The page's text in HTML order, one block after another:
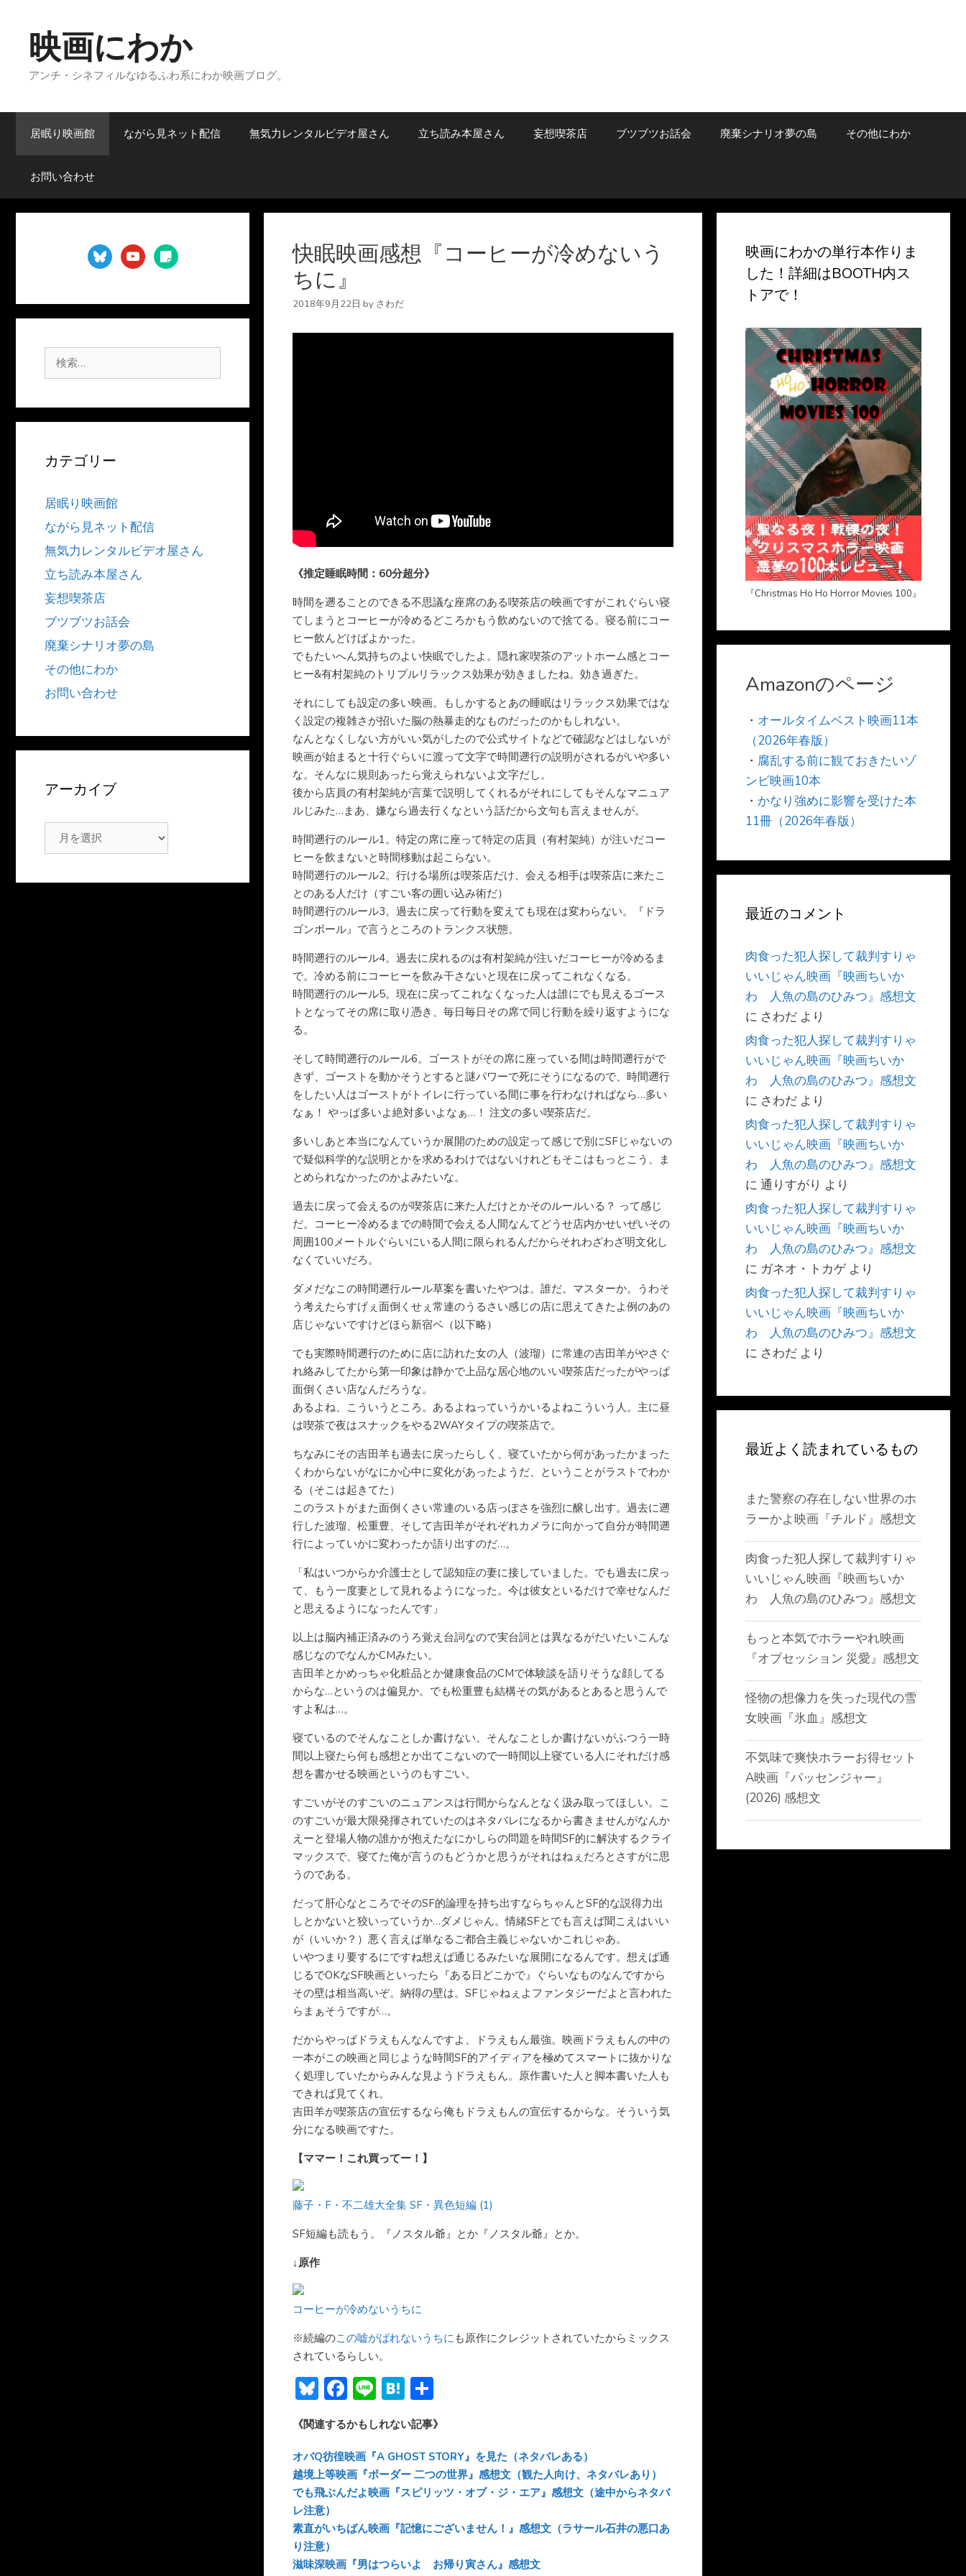
ス
映画にわか
アンチ・シネフィルなゆるふわ系にわか映画ブログ。
居眠り映画館 ながら見ネット配信 無気力レンタルビデオ屋さん 立ち読み本屋さん 妄想喫茶店 ブツブツお話会 廃棄シナリオ夢の島 その他にわか
お問い合わせ
快眠映画感想『コーヒーが冷めないう
ちに』
2018年9月22日 by さわだ
《推定睡眠時間：60分超分》
時間を遡ることのできる不思議な座席のある喫茶店の映画ですがこれぐらい寝
てしまうとコーヒーが冷めるどころかもう飲めないので捨てる。寝る前にコー
ヒー飲んどけばよかった。
でもたいへん気持ちのよい快眠でしたよ。隠れ家喫茶のアットホーム感とコー
ヒー&有村架純のトリプルリラックス効果が効きましたね。効き過ぎた。
それにしても設定の多い映画。もしかするとあの睡眠はリラックス効果ではな
く設定の複雑さが招いた脳の熱暴走的なものだったのかもしれない。
なんとなくしない方がいい気がしたので公式サイトなどで確認などはしないが
映画が始まると十行ぐらいに渡って文字で時間遡行の説明がされるがいや多い
な。そんなに規則あったら覚えられないよ文字だし。
後から店員の有村架純が言葉で説明してくれるがそれにしてもそんなマニュア
ルじみた…まあ、嫌なら過去行くなという話だから文句も言えませんが。
時間遡行のルール1。特定の席に座って特定の店員（有村架純）が注いだコー
ヒーを飲まないと時間移動は起こらない。
時間遡行のルール2。行ける場所は喫茶店だけ、会える相手は喫茶店に来たこ
とのある人だけ（すごい客の囲い込み術だ）
時間遡行のルール3。過去に戻って行動を変えても現在は変わらない。『ドラ
ゴンボール』で言うところのトランクス状態。
時間遡行のルール4。過去に戻れるのは有村架純が注いだコーヒーが冷めるま
で。冷める前にコーヒーを飲み干さないと現在に戻ってこれなくなる。
時間遡行のルール5。現在に戻ってこれなくなった人は誰にでも見えるゴース
トとなってその席に取り憑き、毎日毎日その席で同じ行動を繰り返すようにな
る。
そして時間遡行のルール6。ゴーストがその席に座っている間は時間遡行がで
きず、ゴーストを動かそうとすると謎パワーで死にそうになるので、時間遡行
をしたい人はゴーストがトイレに行っている間に事を行わなければなら…多い
なぁ！ やっぱ多いよ絶対多いよなぁ…！ 注文の多い喫茶店だ。
多いしあと本当になんていうか展開のための設定って感じで別にSFじゃないの
で疑似科学的な説明とかを求めるわけではないけれどもそこはもっとこう、ま
とめられなかったのかよみたいな。
過去に戻って会えるのが喫茶店に来た人だけとかそのルールいる？ って感じ
だ。コーヒー冷めるまでの時間で会える人間なんてどうせ店内かせいぜいその
周囲100メートルぐらいにいる人間に限られるんだからそれわざわざ明文化し
なくていいだろ。
ダメだなこの時間遡行ルール草案を書いたやつは。誰だ。マスターか。うわそ
う考えたらすげぇ面倒くせぇ常連のうるさい感じの店に思えてきたよ例のあの
店じゃないですけどほら新宿ベ（以下略）
でも実際時間遡行のために店に訪れた女の人（波瑠）に常連の吉田羊がやさぐ
れ絡みしてたから第一印象は静かで上品な居心地のいい喫茶店だったがやっぱ
面倒くさい店なんだろうな。
あるよね、こういうところ。あるよねっていうかいるよねこういう人。主に昼
は喫茶で夜はスナックをやる2WAYタイプの喫茶店で。
ちなみにその吉田羊も過去に戻ったらしく、寝ていたから何があったかまった
くわからないがなにか心中に変化があったようだ、ということがラストでわか
る（そこは起きてた）
このラストがまた面倒くさい常連のいる店っぽさを強烈に醸し出す。過去に遡
行した波瑠、松重豊、そして吉田羊がそれぞれカメラに向かって自分が時間遡
行によっていかに変わったか語り出すのだ…。
「私はいつからか介護士として認知症の妻に接していました。でも過去に戻っ
て、もう一度妻として見れるようになった。今は彼女といるだけで幸せなんだ
と思えるようになったんです」
以上は脳内補正済みのうろ覚え台詞なので実台詞とは異なるがだいたいこんな
感じなのでなんかCMみたい。
吉田羊とかめっちゃ化粧品とか健康食品のCMで体験談を語りそうな顔してる
からな…というのは偏見か。でも松重豊も結構その気があるとあると思うんで
すよ私は…。
寝ているのでそんなことしか書けない。そんなことしか書けないがふつう一時
間以上寝たら何も感想とか出てこないので一時間以上寝ている人にそれだけ感
想を書かせる映画というのもすごい。
すごいがそのすごいのニュアンスは行間からなんとなく汲み取ってほしい。こ
のすごいが最大限発揮されていたのはネタバレになるから書きませんがなんか
えーと登場人物の誰かが抱えたなにかしらの問題を時間SF的に解決するクライ
マックスで、寝てた俺が言うのもどうかと思うがそれはねぇだろとさすがに思
うのである。
だって肝心なところでそのSF的論理を持ち出すならちゃんとSF的な説得力出
しとかないと狡いっていうか…ダメじゃん。情緒SFとでも言えば聞こえはいい
が（いいか？）悪く言えば単なるご都合主義じゃないかこれじゃあ。
いやつまり要するにですね想えば通じるみたいな展開になるんです。想えば通
じるでOKなSF映画といったら『ある日どこかで』ぐらいなものなんですから
その壁は相当高いぞ。納得の壁は。SFじゃねぇよファンタジーだよと言われた
らまぁそうですが…。
だからやっぱドラえもんなんですよ、ドラえもん最強。映画ドラえもんの中の
一本がこの映画と同じような時間SF的アイディアを極めてスマートに抜かりな
く処理していたからみんな見ようドラえもん。原作書いた人と脚本書いた人も
できれば見てくれ。
吉田羊が喫茶店の宣伝するなら俺もドラえもんの宣伝するからな。そういう気
分になる映画ですた。
【ママー！これ買ってー！】
藤子・F・不二雄大全集 SF・異色短編 (1)
SF短編も読もう。『ノスタル爺』とか『ノスタル爺』とか。
↓原作
コーヒーが冷めないうちに
※続編のこの嘘がばれないうちに も原作にクレジットされていたからミックス
されているらしい。
Bl
u
e
sk
y
F
ac
e
b
o
ok
Li
n
e
H
at
e
n
a
有
《関連するかもしれない記事》
オバQ彷徨映画『A GHOST STORY』を見た（ネタバレある）
越境上等映画『ボーダー 二つの世界』感想文（観た人向け、ネタバレあり）
でも飛ぶんだよ映画『スピリッツ・オブ・ジ・エア』感想文（途中からネタバ
レ注意）
素直がいちばん映画『記憶にございません！』感想文（ラサール石井の悪口あ
り注意）
滋味深映画『男はつらいよ お帰り寅さん』感想文
blueskyyoutubesticky-
note
索:
カテゴリー
居眠り映画館
ながら見ネット配信
無気力レンタルビデオ屋さん
立ち読み本屋さん
妄想喫茶店
ブツブツお話会
廃棄シナリオ夢の島
その他にわか
お問い合わせ
アーカイブ
ー
映画にわかの単行本作りま
した！詳細はBOOTH内ス
トアで！
『Christmas Ho Ho Horror Movies 100』
Amazonのページ
・ オールタイムベスト映画11本
（2026年春版）
・ 腐乱する前に観ておきたいゾ
ンビ映画10本
・ かなり強めに影響を受けた本
11冊（2026年春版）
最近のコメント
肉食った犯人探して裁判すりゃ
いいじゃん映画『映画ちいか
わ 人魚の島のひみつ』感想文
に さわだ より
肉食った犯人探して裁判すりゃ
いいじゃん映画『映画ちいか
わ 人魚の島のひみつ』感想文
に さわだ より
肉食った犯人探して裁判すりゃ
いいじゃん映画『映画ちいか
わ 人魚の島のひみつ』感想文
に 通りすがり より
肉食った犯人探して裁判すりゃ
いいじゃん映画『映画ちいか
わ 人魚の島のひみつ』感想文
に ガネオ・トカゲより
肉食った犯人探して裁判すりゃ
いいじゃん映画『映画ちいか
わ 人魚の島のひみつ』感想文
に さわだ より
最近よく読まれているもの
また警察の存在しない世界のホ
ラーかよ映画『チルド』感想文
肉食った犯人探して裁判すりゃ
いいじゃん映画『映画ちいか
わ 人魚の島のひみつ』感想文
もっと本気でホラーやれ映画
『オブセッション 災愛』感想文
怪物の想像力を失った現代の雪
女映画『氷血』感想文
不気味で爽快ホラーお得セット
A映画『パッセンジャー』
(2026) 感想文